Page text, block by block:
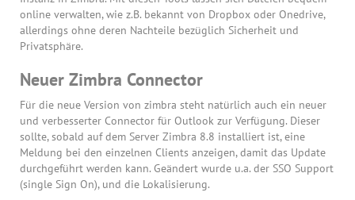
online verwalten, wie z.B. bekannt von Dropbox oder Onedrive,
allerdings ohne deren Nachteile bezüglich Sicherheit und
Privatsphäre.
Neuer Zimbra Connector
Für die neue Version von zimbra steht natürlich auch ein neuer
und verbesserter Connector für Outlook zur Verfügung. Dieser
sollte, sobald auf dem Server Zimbra 8.8 installiert ist, eine
Meldung bei den einzelnen Clients anzeigen, damit das Update
durchgeführt werden kann. Geändert wurde u.a. der SSO Support
(single Sign On), und die Lokalisierung.